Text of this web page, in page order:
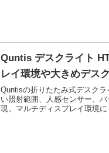
Quntis デスクライト
レイ環境や大きめデス
Quntisの折りたたみ式デスク
い照射範囲、人感センサー、
現。マルチディスプレイ環境